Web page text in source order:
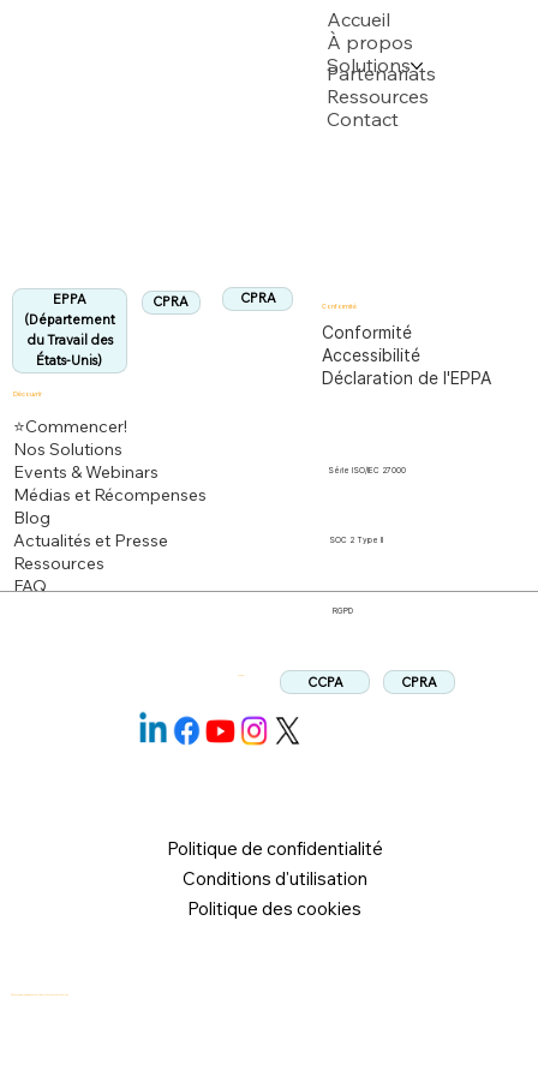
CPRA
EPPA
(Département
du Travail des
États-Unis)
CPRA
Accueil
À propos
Solutions
Partenariats
Ressources
Contact
Découvrir
⭐Commencer!
Nos Solutions
Events & Webinars
Médias et Récompenses
Blog
Actualités et Presse
Ressources
FAQ
Conformité
Conformité
Accessibilité
Déclaration de l'EPPA
Série ISO/IEC 27000
Politique de confidentialité
Conditions d'utilisation
Politique des cookies
SOC 2 Type II
RGPD
CCPA CPRA